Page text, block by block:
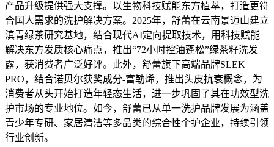
产品升级提供强大支撑。以生物科技赋能东方植萃，打造更符
合国人需求的洗护解决方案。2025年，舒蕾在云南景迈山建立
滇青绿茶研究基地，结合现代AI定向提取技术，用科技赋能
解决东方发质核心痛点，推出“72小时控油蓬松”绿茶籽洗发
露，获消费者广泛好评。此外，舒蕾旗下高端品牌SLEK
PRO，结合诺贝尔获奖成分-富勒烯，推出头皮抗衰概念，为
消费者从头开始打造年轻态生活，进一步巩固了其在功效型洗
护市场的专业地位。如今，舒蕾已从单一洗护品牌发展为涵盖
青少年专研、家居清洁等多品类的综合性个护企业，持续引领
行业创新。